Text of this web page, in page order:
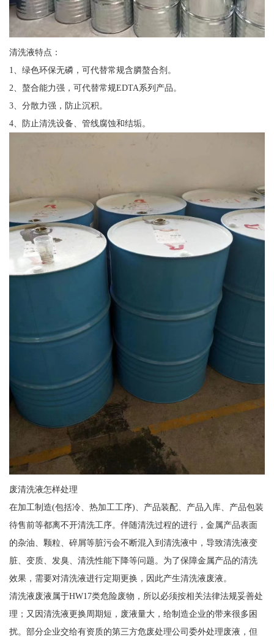
清洗液特点：
1、绿色环保无磷，可代替常规含膦螯合剂。
2、螯合能力强，可代替常规EDTA系列产品。
3、分散力强，防止沉积。
4、防止清洗设备、管线腐蚀和结垢。
废清洗液怎样处理
在加工制造(包括冷、热加工工序)、产品装配、产品入库、产品包装
待售前等都离不开清洗工序。伴随清洗过程的进行，金属产品表面
的杂油、颗粒、碎屑等脏污会不断混入到清洗液中，导致清洗液变
脏、变质、发臭、清洗性能下降等问题。为了保障金属产品的清洗
效果，需要对清洗液进行定期更换，因此产生清洗液废液。
清洗液废液属于HW17类危险废物，所以必须按相关法律法规妥善处
理；又因清洗液更换周期短，废液量大，给制造企业的带来很多困
扰。部分企业交给有资质的第三方危废处理公司委外处理废液，但